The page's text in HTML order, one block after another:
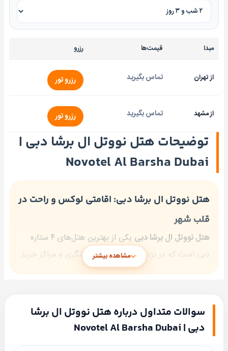
مبدا قیمت‌ها رزرو
از تهران تماس بگیرید رزرو تور
از مشهد تماس بگیرید رزرو تور
توضیحات هتل نووتل ال برشا دبی |
Novotel Al Barsha Dubai
هتل نووتل ال برشا دبی: اقامتی لوکس و راحت در
قلب شهر
هتل نووتل ال برشا دبی
یکی از بهترین هتل‌های ۴ ستاره
دبی است که در نزدیکی جاذبه‌های گردشگری و مراکز خرید
بزرگ قرار دارد. این هتل با ارائه امکانات لوکس و خدمات
موقعیت مکانی
مشاهده بیشتر
سوالات متداول درباره هتل نووتل ال برشا
دبی | Novotel Al Barsha Dubai